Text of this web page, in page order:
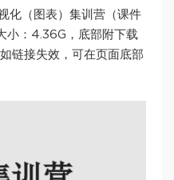
（图表）集训营（课件
小：4.36G，底部附下载
链接失效，可在页面底部